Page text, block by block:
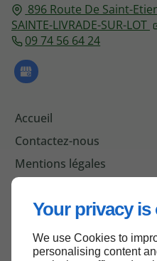
Your privacy
We use Cookies to
personalising content
896 Route De Saint-
SAINTE-LIVRADE-SUR-LOT
09 74 56 64 24
Accueil
Contactez-nous
Mentions légales